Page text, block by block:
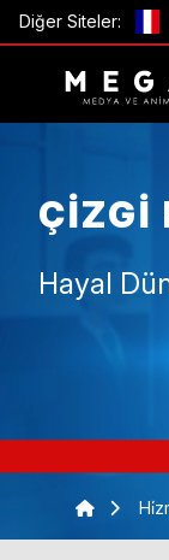
Diğer Siteler:
ÇIZGI
Hayal